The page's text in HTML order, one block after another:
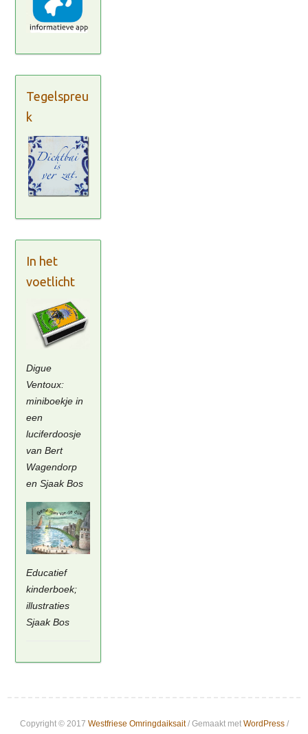
Tegelspreu
k
In het
voetlicht
Digue
Ventoux:
miniboekje in
een
luciferdoosje
van Bert
Wagendorp
en Sjaak Bos
Educatief
kinderboek;
illustraties
Sjaak Bos
Copyright © 2017 Westfriese Omringdaiksait/ Gemaakt met WordPress/